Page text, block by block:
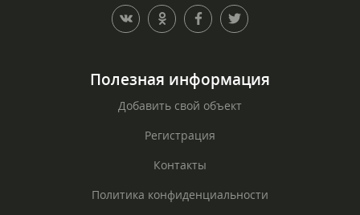
Полезная информация
Добавить свой объект
Регистрация
Контакты
Политика конфиденциальности